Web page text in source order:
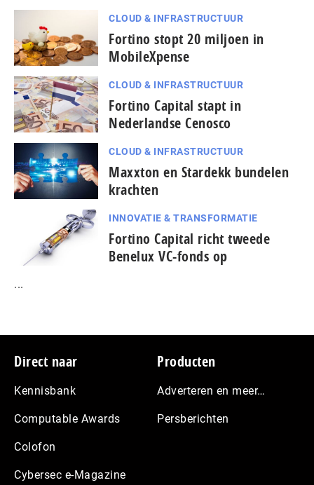
CLOUD & INFRASTRUCTUUR
Fortino stopt 20 miljoen in
MobileXpense
CLOUD & INFRASTRUCTUUR
Fortino Capital stapt in
Nederlandse Cenosco
CLOUD & INFRASTRUCTUUR
Maxxton en Stardekk bundelen
krachten
INNOVATIE & TRANSFORMATIE
Fortino Capital richt tweede
Benelux VC-fonds op
...
Footer
Direct naar
Kennisbank
Computable Awards
Colofon
Cybersec e-Magazine
Producten
Adverteren en meer…
Persberichten